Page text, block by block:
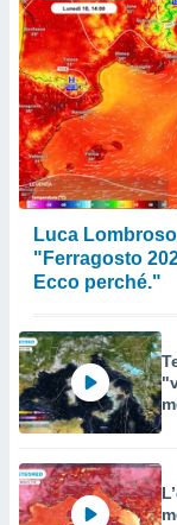
Luca
"Ferragosto
Ecco perché."